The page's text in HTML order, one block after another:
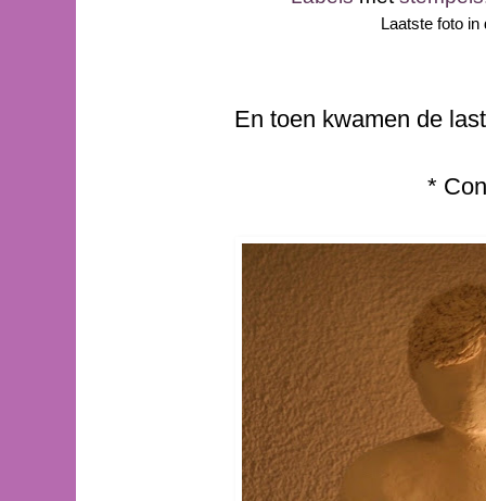
Laatste foto
En toen kwamen de
*